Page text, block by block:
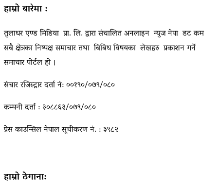
हाम्रो बारेमा :
तुलाधर एण्ड मिडिया प्रा. लि. द्वारा संचालित अनलाइन न्युज नेपा डट कम
सबै क्षेत्रका निष्पक्ष समाचार तथा बिबिध विषयका लेखहरु प्रकाशन गर्ने
समाचार पोर्टल हो ।
संचार रजिस्ट्रार दर्ता नं: ००१९०/०७९/०८०
कम्पनी दर्ता : ३०८८६३/०७९/०८०
प्रेस काउन्सिल नेपाल सूचीकरण नं. : ३९८२
हाम्रो ठेगाना: